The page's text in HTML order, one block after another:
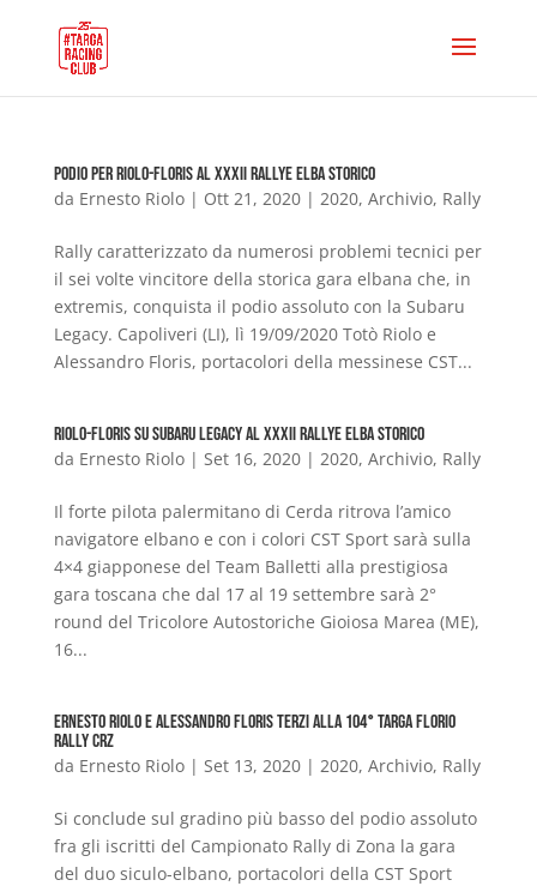
Podio per Riolo-Floris al XXXII Rallye Elba Storico
da Ernesto Riolo| Ott 21, 2020| 2020, Archivio, Rally
Rally caratterizzato da numerosi problemi tecnici per
il sei volte vincitore della storica gara elbana che, in
extremis, conquista il podio assoluto con la Subaru
Legacy. Capoliveri (LI), lì 19/09/2020 Totò Riolo e
Alessandro Floris, portacolori della messinese CST...
Riolo-Floris su Subaru Legacy al XXXII Rallye Elba Storico
da Ernesto Riolo| Set 16, 2020| 2020, Archivio, Rally
Il forte pilota palermitano di Cerda ritrova l’amico
navigatore elbano e con i colori CST Sport sarà sulla
4×4 giapponese del Team Balletti alla prestigiosa
gara toscana che dal 17 al 19 settembre sarà 2°
round del Tricolore Autostoriche Gioiosa Marea (ME),
16...
Ernesto Riolo e Alessandro Floris terzi alla 104° Targa Florio
Rally CRZ
da Ernesto Riolo| Set 13, 2020| 2020, Archivio, Rally
Si conclude sul gradino più basso del podio assoluto
fra gli iscritti del Campionato Rally di Zona la gara
del duo siculo-elbano, portacolori della CST Sport